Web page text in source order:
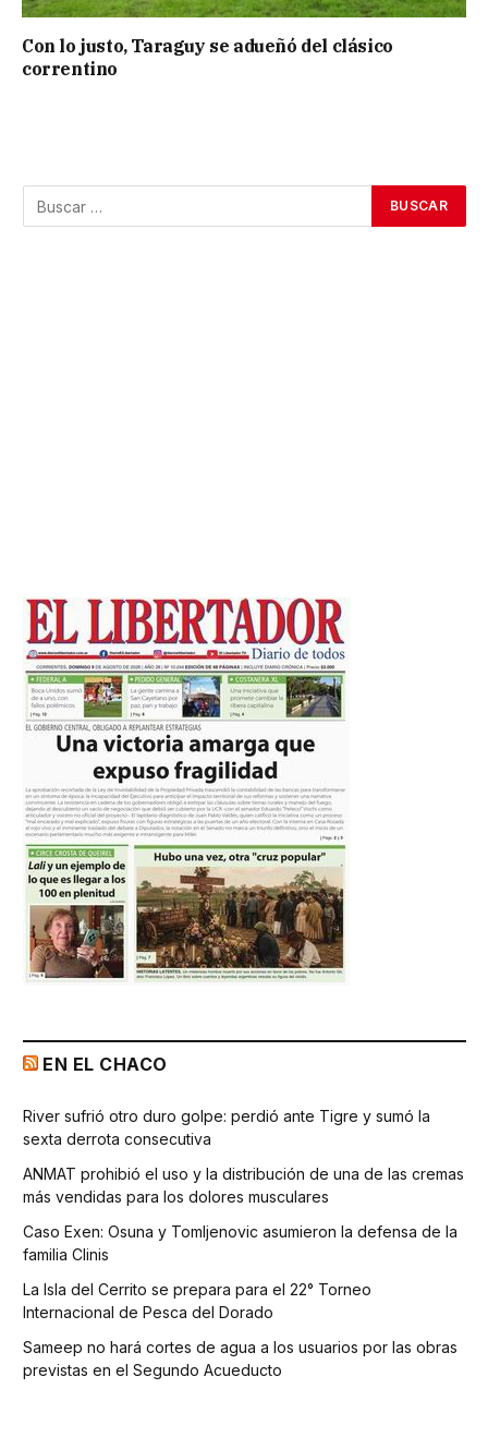
Con lo justo, Taraguy se adueñó del clásico
correntino
EN EL CHACO
River sufrió otro duro golpe: perdió ante Tigre y sumó la
sexta derrota consecutiva
ANMAT prohibió el uso y la distribución de una de las cremas
más vendidas para los dolores musculares
Caso Exen: Osuna y Tomljenovic asumieron la defensa de la
familia Clinis
La Isla del Cerrito se prepara para el 22° Torneo
Internacional de Pesca del Dorado
Sameep no hará cortes de agua a los usuarios por las obras
previstas en el Segundo Acueducto